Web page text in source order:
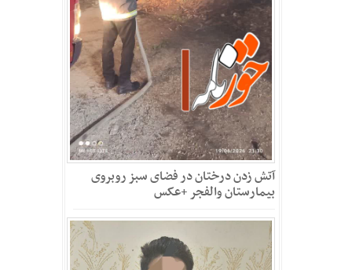
آتش زدن درختان در فضای سبز روبروی
بیمارستان والفجر +عکس